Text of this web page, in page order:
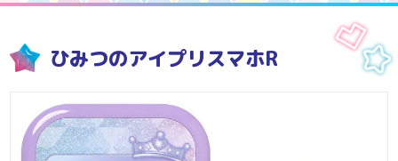
ひみつのアイプリスマホR